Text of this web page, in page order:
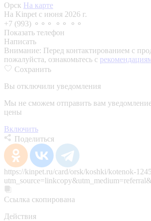
Орск На карте
На Kinpet c июня 2026 г.
+7 (993) ⚬⚬⚬ ⚬⚬ ⚬⚬
Показать телефон
Написать
Внимание: Перед контактированием с
пожалуйста, ознакомьтесь с
Сохранить
Вы отключили уведомления
Мы не сможем отправить вам
цены
Включить
Поделиться
https://kinpet.ru/card/orsk/koshki/kotenok-
Ссылка скопирована
Действия